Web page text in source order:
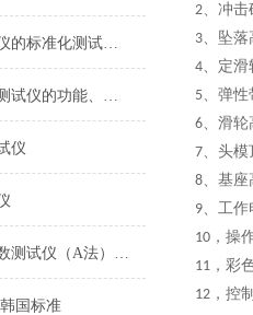
织物透湿量测试仪的标准化测试方法与流程介绍
了解织物渗水性测试仪的功能、优势与行业应用
仪
织物表面摩擦系数测试仪（A法） 检测准确
国标准
2、冲击
3、坠落
4、定
5、弹
6、滑轮
7、头模
8、基座
9、工作
10 ，操
11 ，彩
12 ，控